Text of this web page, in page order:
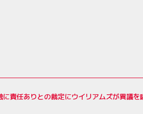
責任ありとの裁定にウイリアムズが異議を